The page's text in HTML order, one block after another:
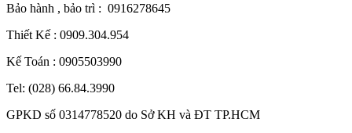
Bảo hành , bảo trì : 0916278645
Thiết Kế : 0909.304.954
Kế Toán : 0905503990
Tel: (028) 66.84.3990
GPKD số 0314778520 do Sở KH và ĐT TP.HCM